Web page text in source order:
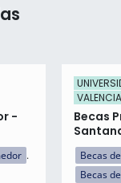
-
Becas
Becas
Becas